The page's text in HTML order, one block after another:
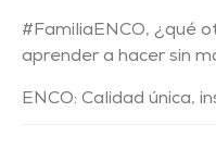
#FamiliaENCO, ¿qué
aprender a hacer sin
ENCO: Calidad única,